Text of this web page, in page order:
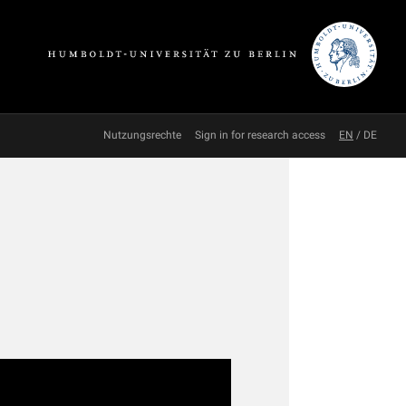
Nutzungsrechte Sign in for research access EN / DE